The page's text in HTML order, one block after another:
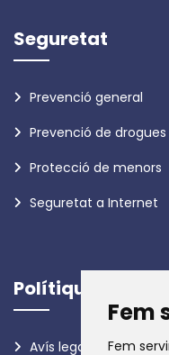
Fem
Fem
Seguretat
Prevenció general
Prevenció de drogues
Protecció de menors
Seguretat a Internet
Polítiques
Avís legal